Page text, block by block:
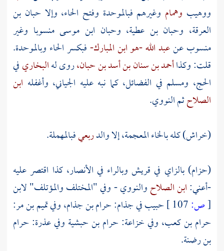
ووهيب وهمام وغيرهم فبالموحدة وفتح الحاء، وإلا حبان بن
العرقة، وحبان بن عطية، وحبان ابن موسىمنسوبا وغير
منسوب عنعبد الله -هو ابن المبارك-فبكسر الحاء وبالموحدة.
قلت: وكذاأحمد بن سنان بن أسد بن حبان،روى لهالبخاريفي
الحج، ومسلم في الفضائل، كما نبه عليه الجياني، وأغفله ابن
الصلاحثمالنووي.
(خراش) كله بالخاء المعجمة، إلا والدربعيفبالمهملة.
(حزام) بالزاي في قريش وبالراء في الأنصار، كذا اقتصر عليه
-أعني:ابن الصلاحوالنووي- وفي "المختلف والمؤتلف"لابن
[ص: حبيبفي جذام:حرام بن جذام،وفيتميم بن مر:
حرام بن كعب، وفيخزاعة: حرام بن حبشية وفيعذرة: حرام
بن رضنة.